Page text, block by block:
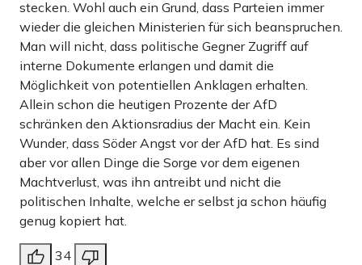
stecken. Wohl auch ein Grund, dass Parteien immer
wieder die gleichen Ministerien für sich beanspruchen.
Man will nicht, dass politische Gegner Zugriff auf
interne Dokumente erlangen und damit die
Möglichkeit von potentiellen Anklagen erhalten.
Allein schon die heutigen Prozente der AfD
schränken den Aktionsradius der Macht ein. Kein
Wunder, dass Söder Angst vor der AfD hat. Es sind
aber vor allen Dinge die Sorge vor dem eigenen
Machtverlust, was ihn antreibt und nicht die
politischen Inhalte, welche er selbst ja schon häufig
genug kopiert hat.
34